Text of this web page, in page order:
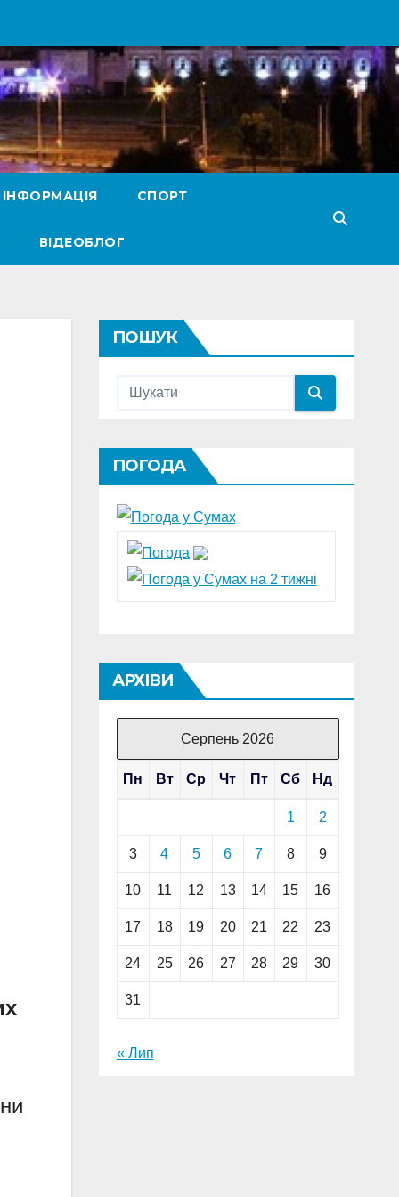
СПОРТ
ВІДЕОБЛОГ
ПОШУК
ПОГОДА
АРХІВИ
Серпень 2026
Пн Вт Ср Чт Пт Сб Нд
1 2
3 4 5 6 7 8 9
10 11 12 13 14 15 16
17 18 19 20 21 22 23
24 25 26 27 28 29 30
31
« Лип